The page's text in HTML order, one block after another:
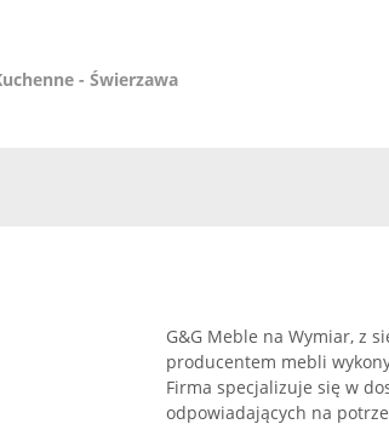
- Świerzawa
G&G Meble na Wymiar, z
producentem mebli
Firma specjalizuje się w
odpowiadających na